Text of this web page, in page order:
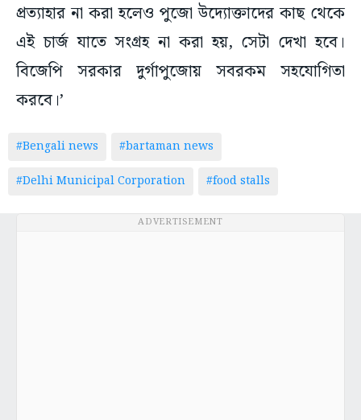
প্রত্যাহার না করা হলেও পুজো উদ্যোক্তাদের কাছ থেকে
এই চার্জ যাতে সংগ্রহ না করা হয়, সেটা দেখা হবে।
বিজেপি সরকার দুর্গাপুজোয় সবরকম সহযোগিতা
করবে।’
#Bengali news
#bartaman news
#Delhi Municipal Corporation
#food stalls
ADVERTISEMENT